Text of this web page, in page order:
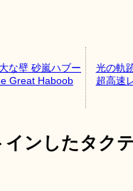
な壁 砂嵐ハブー
Great Haboob
光の軌
超高速
ンしたタク